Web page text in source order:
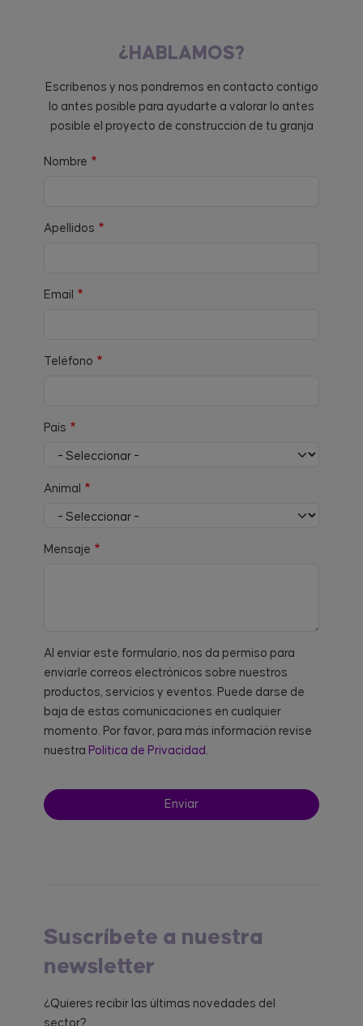
¿HABLAMOS?
Escríbenos y nos pondremos en contacto contigo
lo antes posible para ayudarte a valorar lo antes
posible el proyecto de construcción de tu granja
Nombre
Apellidos
Email
Teléfono
País
Animal
Mensaje
Al enviar este formulario, nos da permiso para
enviarle correos electrónicos sobre nuestros
productos, servicios y eventos. Puede darse de
baja de estas comunicaciones en cualquier
momento. Por favor, para más información revise
nuestra Política de Privacidad.
Suscríbete a nuestra
newsletter
¿Quieres recibir las últimas novedades del
sector?